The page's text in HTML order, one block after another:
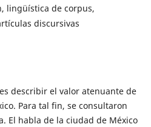
lingüística de corpus,
discursivas
describir el valor atenuante de
Para tal fin, se consultaron
El habla de la ciudad de México